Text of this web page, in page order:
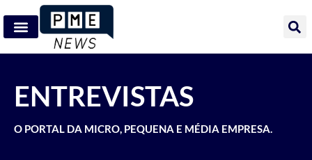
ENTREVISTAS
O PORTAL DA MICRO, PEQUENA E MÉDIA EMPRESA.